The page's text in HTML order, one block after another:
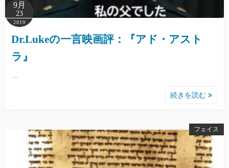
9月
23
2019
Dr.Lukeの一言映画評：『アド・アスト
ラ』
…
続きを読む
フェイス